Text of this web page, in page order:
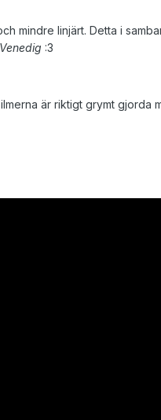
mindre linjärt. Detta i
Venedig :3
är riktigt grymt